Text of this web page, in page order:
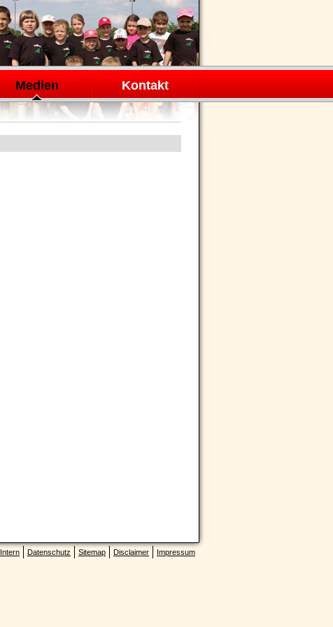
Medien Kontakt
Impressum
Disclaimer
Sitemap
Datenschutz
Intern